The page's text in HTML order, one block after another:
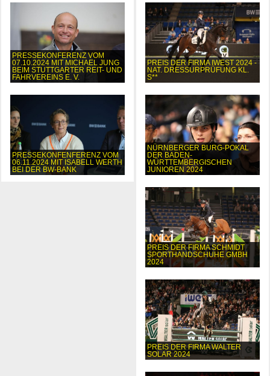
PRESSEKONFERENZ VOM
07.10.2024 MIT MICHAEL JUNG
BEIM STUTTGARTER REIT- UND
FAHRVEREINS E. V.
PRESSEKONFENFERENZ VOM
06.11.2024 MIT ISABELL WERTH
BEI DER BW-BANK
PREIS DER FIRMA IWEST 2024 -
NAT. DRESSURPRÜFUNG KL.
S**
NÜRNBERGER BURG-POKAL
DER BADEN-
WÜRTTEMBERGISCHEN
JUNIOREN 2024
PREIS DER FIRMA SCHMIDT
SPORTHANDSCHUHE GMBH
2024
PREIS DER FIRMA WALTER
SOLAR 2024